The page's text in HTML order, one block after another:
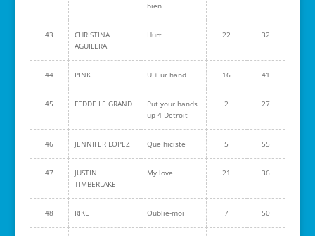
bien
43
CHRISTINA
AGUILERA
Hurt 22 32
44 PINK U + ur hand 16 41
45 FEDDE LE GRAND
Put your hands
up 4 Detroit
2 27
46 JENNIFER LOPEZ Que hiciste 5 55
47
JUSTIN
TIMBERLAKE
My love 21 36
48 RIKE Oublie-moi 7 50